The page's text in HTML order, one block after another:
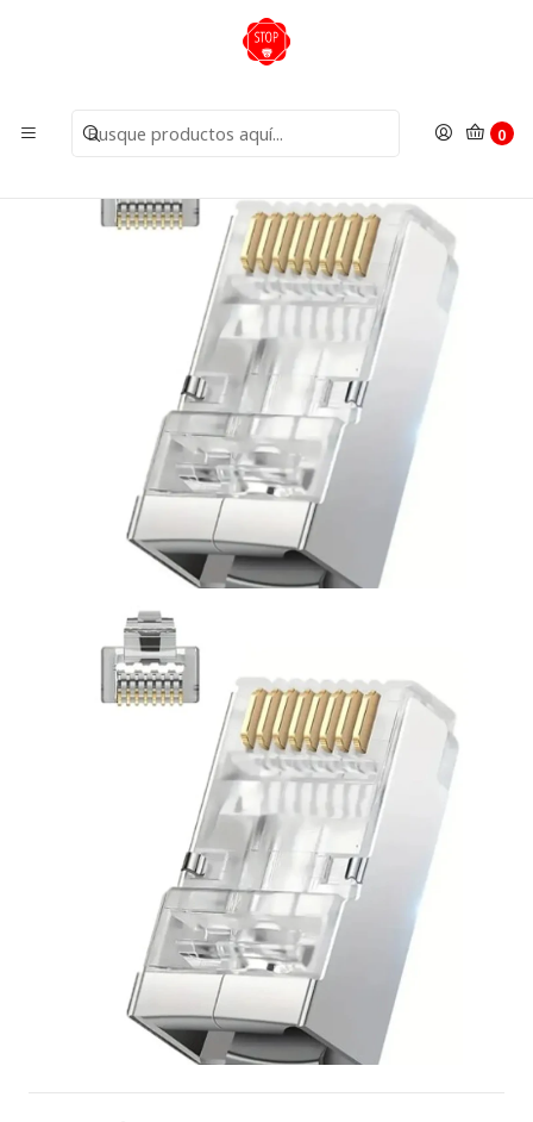
0
Insumos Conectores
100 unidades conector RJ45 metálico